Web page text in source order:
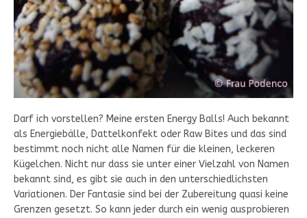
Darf ich vorstellen? Meine ersten Energy Balls! Auch bekannt
als Energiebälle, Dattelkonfekt oder Raw Bites und das sind
bestimmt noch nicht alle Namen für die kleinen, leckeren
Kügelchen. Nicht nur dass sie unter einer Vielzahl von Namen
bekannt sind, es gibt sie auch in den unterschiedlichsten
Variationen. Der Fantasie sind bei der Zubereitung quasi keine
Grenzen gesetzt. So kann jeder durch ein wenig ausprobieren